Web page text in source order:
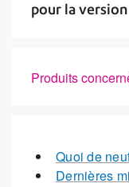
pour la
Produits
Quoi de
Dernières